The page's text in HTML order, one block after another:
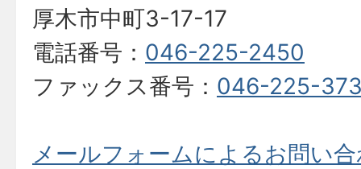
厚木市中町3-17-17
電話番号： 046-225-2450
ファックス番号： 046-225-
メールフォームによるお問い